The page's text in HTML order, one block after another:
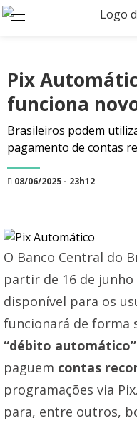
Pix
funciona
Brasileiros podem
pagamento de contas
08/06/2025 - 23h12
O Banco Central do
partir de 16 de
disponível para os
funcionará de forma
“débito automático”
paguem contas
programações via
para, entre outros,